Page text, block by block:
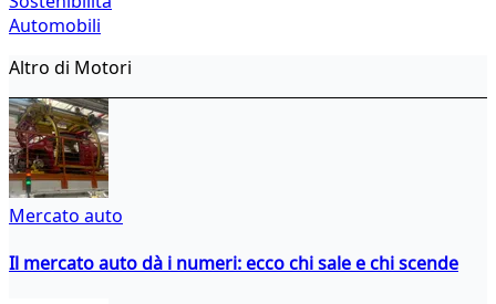
Automobili
Altro di Motori
Mercato auto
Il mercato auto dà i numeri: ecco chi sale e chi scende